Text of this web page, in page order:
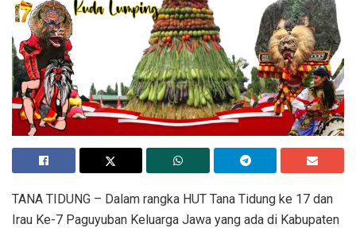
TANA TIDUNG – Dalam rangka HUT Tana Tidung ke 17 dan
Irau Ke-7 Paguyuban Keluarga Jawa yang ada di Kabupaten